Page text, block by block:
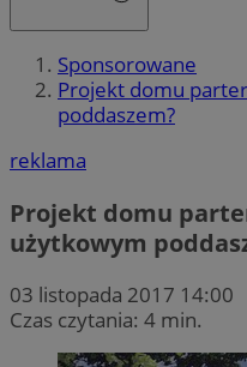
Sponsorowane
Projekt domu
poddaszem?
reklama
Projekt domu
użytkowym
03 listopada 2017 14:00
Czas czytania: 4 min.